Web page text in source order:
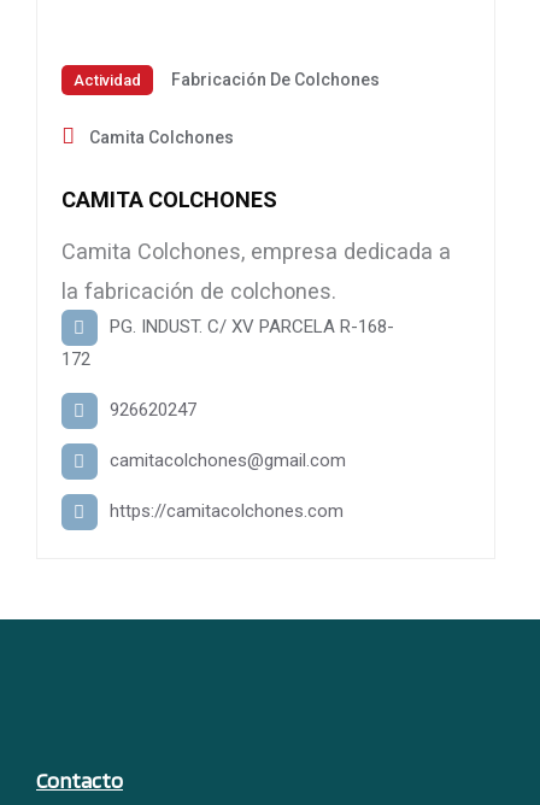
Actividad Fabricación De Colchones
Camita Colchones
CAMITA COLCHONES
Camita Colchones, empresa dedicada a
la fabricación de colchones.
PG. INDUST. C/ XV PARCELA R-168-
172
926620247
camitacolchones@gmail.com
https://camitacolchones.com
Contacto